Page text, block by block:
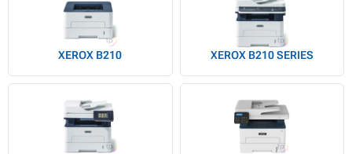
XEROX B210 XEROX B210 SERIES